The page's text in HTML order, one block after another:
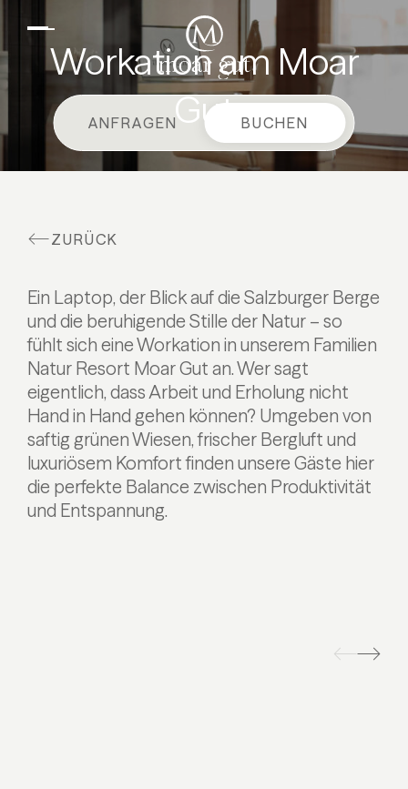
Suiten & Angebote
Familienurlaub
Moar Gut
Kulinarik
Workation am Moar
Gut
ANFRAGEN BUCHEN
ZURÜCK
Ein Laptop, der Blick auf die Salzburger Berge
und die beruhigende Stille der Natur – so
fühlt sich eine Workation in unserem Familien
Natur Resort Moar Gut an. Wer sagt
eigentlich, dass Arbeit und Erholung nicht
Hand in Hand gehen können? Umgeben von
saftig grünen Wiesen, frischer Bergluft und
luxuriösem Komfort finden unsere Gäste hier
die perfekte Balance zwischen Produktivität
und Entspannung.